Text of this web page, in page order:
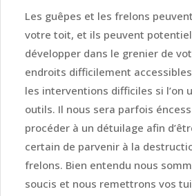
Les guêpes et les frelons
votre toit, et ils peuvent
développer dans le grenier de
endroits difficilement
les interventions difficiles si l’on
outils. Il nous sera parfois
procéder à un détuilage afin
certain de parvenir à la
frelons. Bien entendu nous
soucis et nous remettrons vos